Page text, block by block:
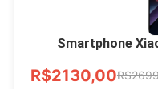
Smartphone
R$2130,00